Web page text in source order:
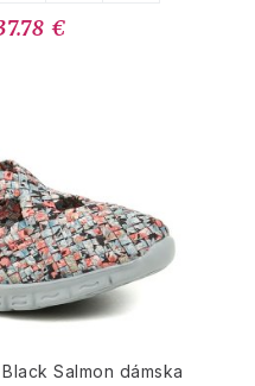
€
Salmon dámska